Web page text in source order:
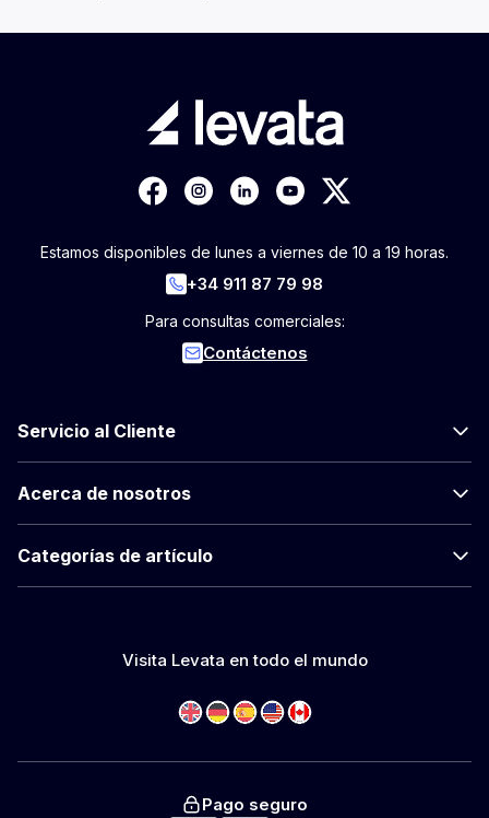
Estamos disponibles de lunes a viernes de 10 a 19 horas.
+34 911 87 79 98
Para consultas comerciales:
Contáctenos
Servicio al Cliente
Acerca de nosotros
Categorías de artículo
Visita Levata en todo el mundo
Pago seguro